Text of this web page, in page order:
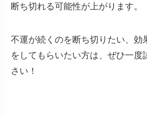
断ち切れる可能性が上がります。
不運が続くのを断ち切りたい、効
をしてもらいたい方は、ぜひ一度
さい！